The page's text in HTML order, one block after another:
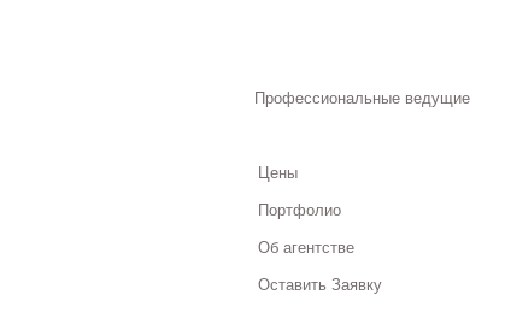
Профессиональные ведущие
Цены
Портфолио
Об агентстве
Оставить Заявку